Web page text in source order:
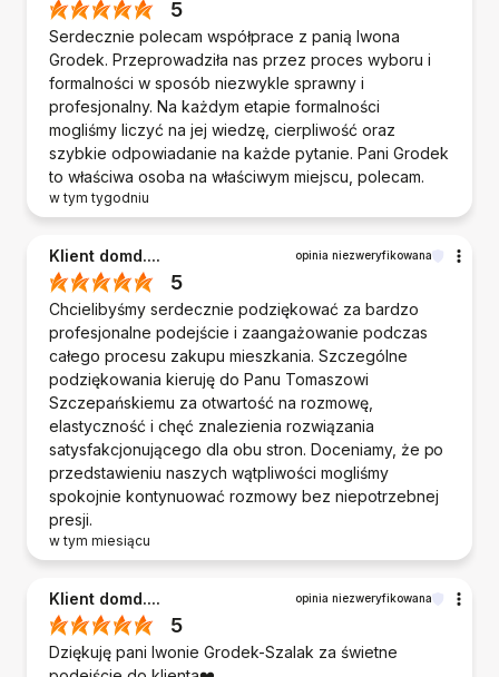
5
Serdecznie polecam współprace z panią Iwona
Grodek. Przeprowadziła nas przez proces wyboru i
formalności w sposób niezwykle sprawny i
profesjonalny. Na każdym etapie formalności
mogliśmy liczyć na jej wiedzę, cierpliwość oraz
szybkie odpowiadanie na każde pytanie. Pani Grodek
to właściwa osoba na właściwym miejscu, polecam.
w tym tygodniu
Klient domd.... opinia niezweryfikowana
5
Chcielibyśmy serdecznie podziękować za bardzo
profesjonalne podejście i zaangażowanie podczas
całego procesu zakupu mieszkania. Szczególne
podziękowania kieruję do Panu Tomaszowi
Szczepańskiemu za otwartość na rozmowę,
elastyczność i chęć znalezienia rozwiązania
satysfakcjonującego dla obu stron. Doceniamy, że po
przedstawieniu naszych wątpliwości mogliśmy
spokojnie kontynuować rozmowy bez niepotrzebnej
presji.
w tym miesiącu
Klient domd.... opinia niezweryfikowana
5
Dziękuję pani Iwonie Grodek-Szalak za świetne